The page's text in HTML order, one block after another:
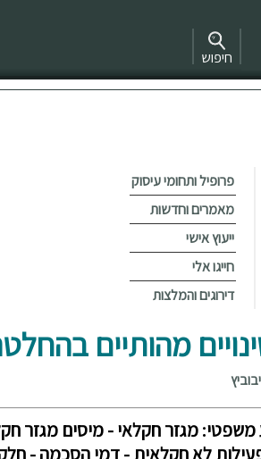
חיפוש
פרופיל ותחומי עיסוק
מאמרים וחדשות
ייעוץ אישי
חייגו אלי
דירוגים והמלצות
מהותיים בהחלטה
משפטי: מגזר חקלאי - מיסים מגזר